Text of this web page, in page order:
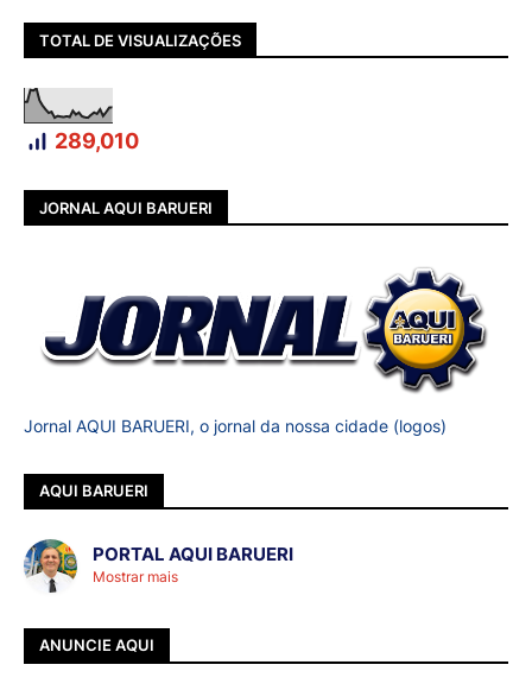
TOTAL DE VISUALIZAÇÕES
289,010
JORNAL AQUI BARUERI
Jornal AQUI BARUERI, o jornal da nossa cidade (logos)
AQUI BARUERI
PORTAL AQUI BARUERI
Mostrar mais
ANUNCIE AQUI